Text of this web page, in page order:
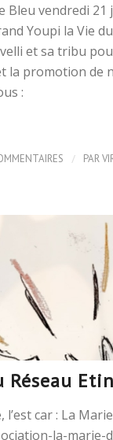
Bleu vendredi
Youpi la Vie
et sa tribu
la promotion de
:
/ PAR
Réseau
l’est car : La
la-marie-